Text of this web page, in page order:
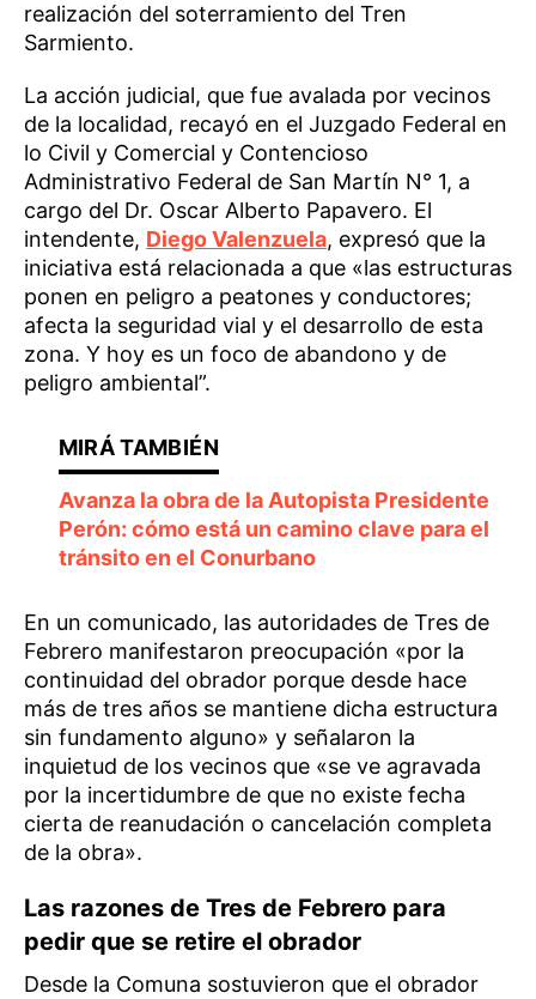
realización del soterramiento del Tren
Sarmiento.
La acción judicial, que fue avalada por vecinos
de la localidad, recayó en el Juzgado Federal en
lo Civil y Comercial y Contencioso
Administrativo Federal de San Martín N° 1, a
cargo del Dr. Oscar Alberto Papavero. El
intendente, Diego Valenzuela, expresó que la
iniciativa está relacionada a que «las estructuras
ponen en peligro a peatones y conductores;
afecta la seguridad vial y el desarrollo de esta
zona. Y hoy es un foco de abandono y de
peligro ambiental”.
Avanza la obra de la Autopista Presidente
Perón: cómo está un camino clave para el
tránsito en el Conurbano
En un comunicado, las autoridades de Tres de
Febrero manifestaron preocupación «por la
continuidad del obrador porque desde hace
más de tres años se mantiene dicha estructura
sin fundamento alguno» y señalaron la
inquietud de los vecinos que «se ve agravada
por la incertidumbre de que no existe fecha
cierta de reanudación o cancelación completa
de la obra».
Las razones de Tres de Febrero para
pedir que se retire el obrador
Desde la Comuna sostuvieron que el obrador